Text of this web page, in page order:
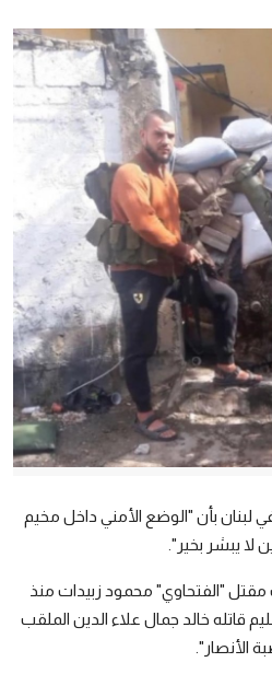
لبنان بأن "الوضع الأمني داخل مخيم
لا يبشر بخير".
مقتل "الفتحاوي" محمود زبيدات منذ
قاتله خالد جمال علاء الدين الملقب
الأنصار".